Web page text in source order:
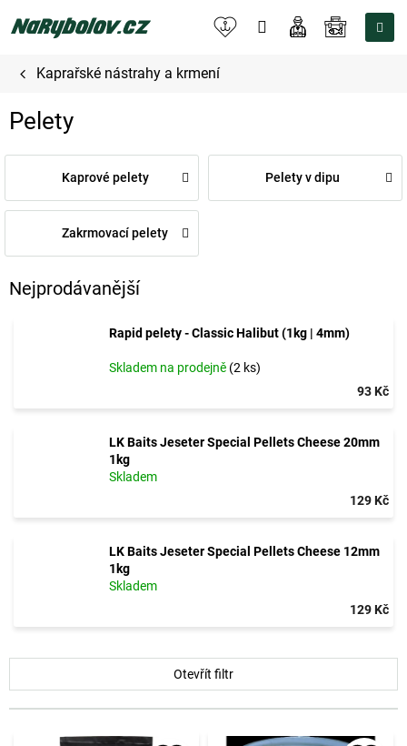
na
NÁKUPNÍ
Kaprařské nástrahy a krmení
Pelety
Kaprové pelety Pelety v dipu
Zakrmovací pelety
Nejprodávanější
Rapid pelety - Classic Halibut (1kg | 4mm)
Skladem na prodejně (2 ks)
93 Kč
LK Baits Jeseter Special Pellets Cheese 20mm
1kg
Skladem
129 Kč
LK Baits Jeseter Special Pellets Cheese 12mm
1kg
Skladem
129 Kč
Otevřít filtr
ý
p